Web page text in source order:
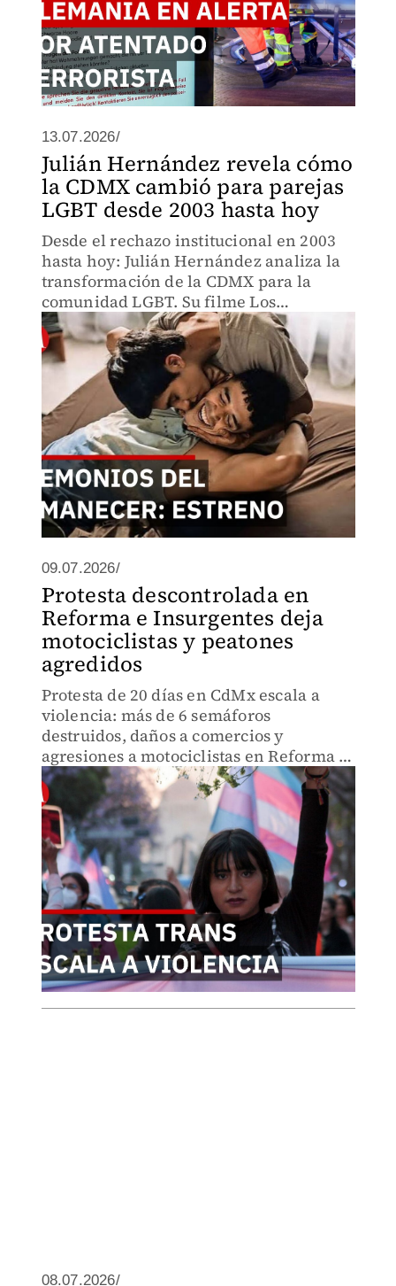
13.07.2026/
Julián Hernández revela cómo
la CDMX cambió para parejas
LGBT desde 2003 hasta hoy
Desde el rechazo institucional en 2003
hasta hoy: Julián Hernández analiza la
transformación de la CDMX para la
comunidad LGBT. Su filme Los
demonios del amanecer refleja cómo
cambió la ciudad, aunque advierte que
los avances no son irreversibles.
09.07.2026/
Protesta descontrolada en
Reforma e Insurgentes deja
motociclistas y peatones
agredidos
Protesta de 20 días en CdMx escala a
violencia: más de 6 semáforos
destruidos, daños a comercios y
agresiones a motociclistas en Reforma e
Insurgentes. Autoridades sin respuesta
genera caos vial. Evita la zona
08.07.2026/